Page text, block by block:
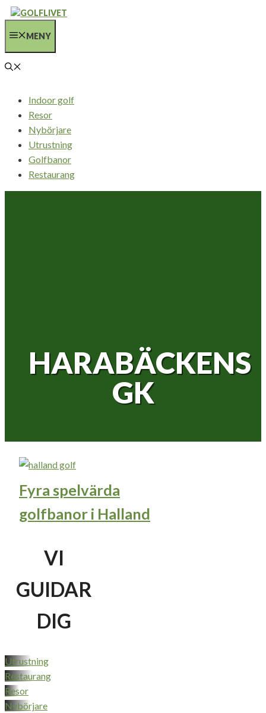
Hoppa
innehållMENY
Indoor golf
Resor
Nybörjare
Utrustning
Golfbanor
Restaurang
HARABÄCKENS
GK
Fyra spelvärda
golfbanor i Halland
VI
GUIDAR
DIG
Utrustning
Restaurang
Resor
Nybörjare